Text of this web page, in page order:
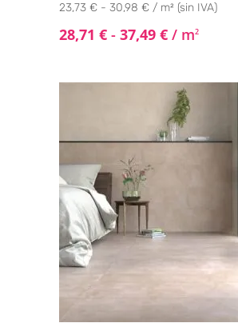
23,73 € - 30,98 € / m² (sin IVA)
28,71 € - 37,49 € / m2